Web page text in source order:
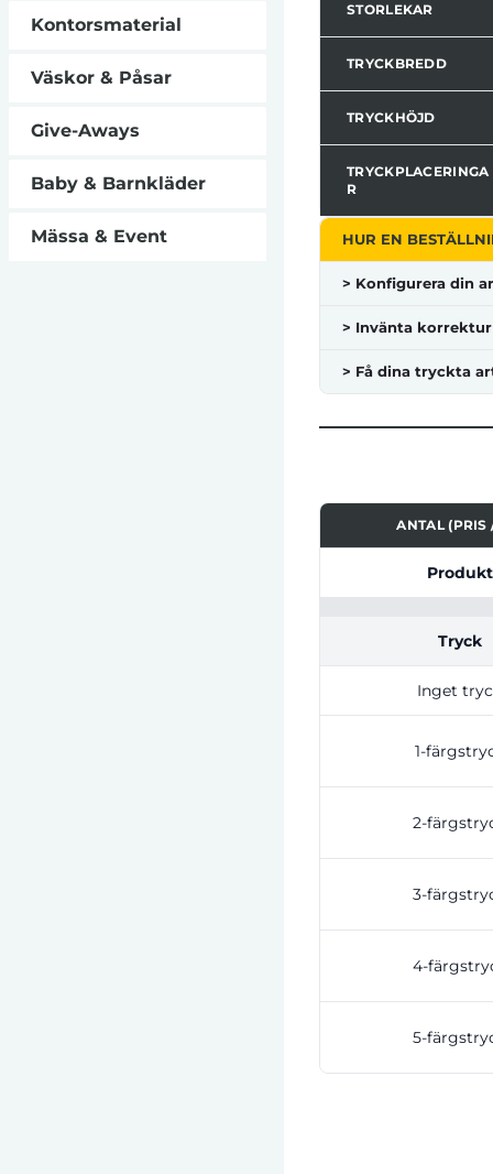
Kontorsmaterial
Väskor & Påsar
Give-Aways
Baby & Barnkläder
Mässa & Event
STORLEKAR
TRYCKBREDD
TRYCKHÖJD
TRYCKPLACERINGA
R
HUR EN
> Konfigurera din
> Invänta korrektur
> Få dina tryckta
ANTAL (PRIS
Produkt
Tryck
Inget
1-
2-
3-
4-
5-